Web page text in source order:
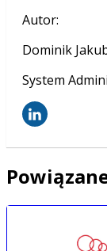
Autor:
Dominik
System